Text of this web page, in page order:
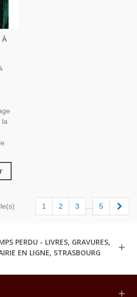
À
la
1 2 3 5
PERDU - LIVRES, GRAVURES,
EN LIGNE, STRASBOURG